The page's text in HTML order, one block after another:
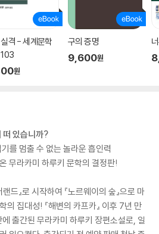
격 - 세계문학
원
구의 증명
9,600원
떠 있습니까?
를 멈출 수 없는 놀라운 흡인력
무라카미 하루키 문학의 결정판!
드』로 시작하여 『노르웨이의 숲』으로 마
집대성! 『해변의 카프카』 이후 7년 만
에 출간된 무라카미 하루키 장편소설로, 일